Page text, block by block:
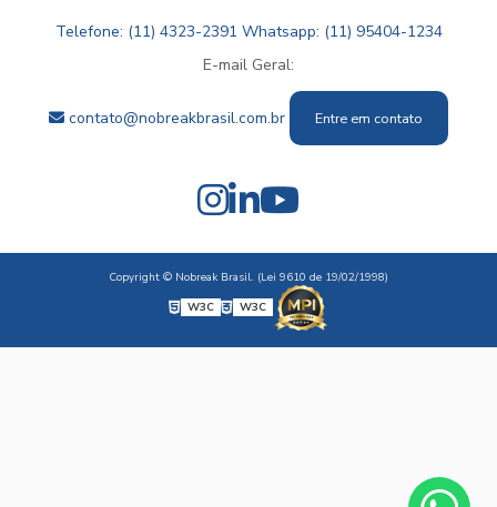
Telefone: (11) 4323-2391 Whatsapp: (11) 95404-1234
E-mail Geral:
contato@nobreakbrasil.com.br Entre em contato
Copyright © Nobreak Brasil. (Lei 9610 de 19/02/1998)
W3C
W3C